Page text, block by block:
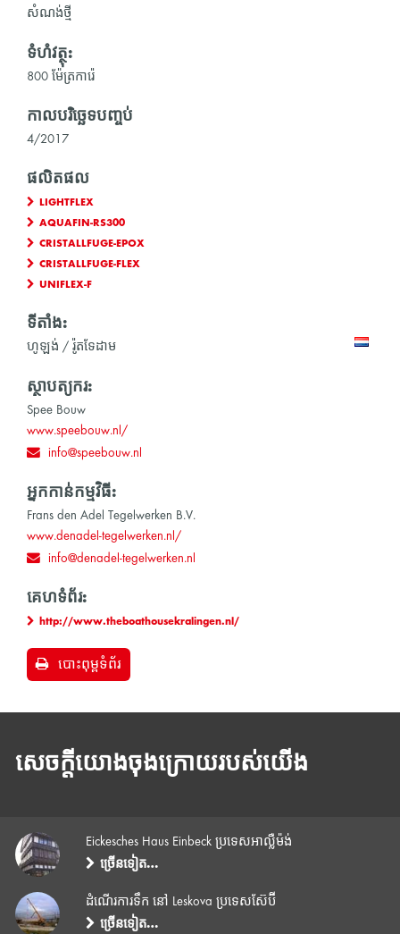
សំណង់ថ្មី
ទំហំវត្ថុ:
800 ម៉ែត្រការ៉េ
កាលបរិច្ឆេទបញ្ចប់
4/2017
ផលិតផល
LIGHTFLEX
AQUAFIN-RS300
CRISTALLFUGE-EPOX
CRISTALLFUGE-FLEX
UNIFLEX-F
ទីតាំង:
ហូឡង់ / រ៉ូតទែដាម
ស្ថាបត្យករ:
Spee Bouw
www.speebouw.nl/
info@speebouw.nl
អ្នកកាន់កម្មវិធី:
Frans den Adel Tegelwerken B.V.
www.denadel-tegelwerken.nl/
info@denadel-tegelwerken.nl
គេហទំព័រ:
http://www.theboathousekralingen.nl/
បោះពុម្ពទំព័រ
សេចក្តីយោងចុងក្រោយរបស់យើង
Eickesches Haus Einbeck ប្រទេសអាល្លឺម៉ង់
ច្រើនទៀត…
ដំណើរការទឹក នៅ Leskova ប្រទេសស៊ែប៊ី
ច្រើនទៀត…